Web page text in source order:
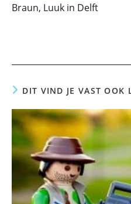
artikelen
Braun, Luuk in Delft
DIT VIND JE VAST OOK